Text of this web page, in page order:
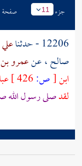
جزء 11 صفحة
12206 - حدثنا
صالح، عنعمرو
ابن[ص:
لقدصلى رسول الله